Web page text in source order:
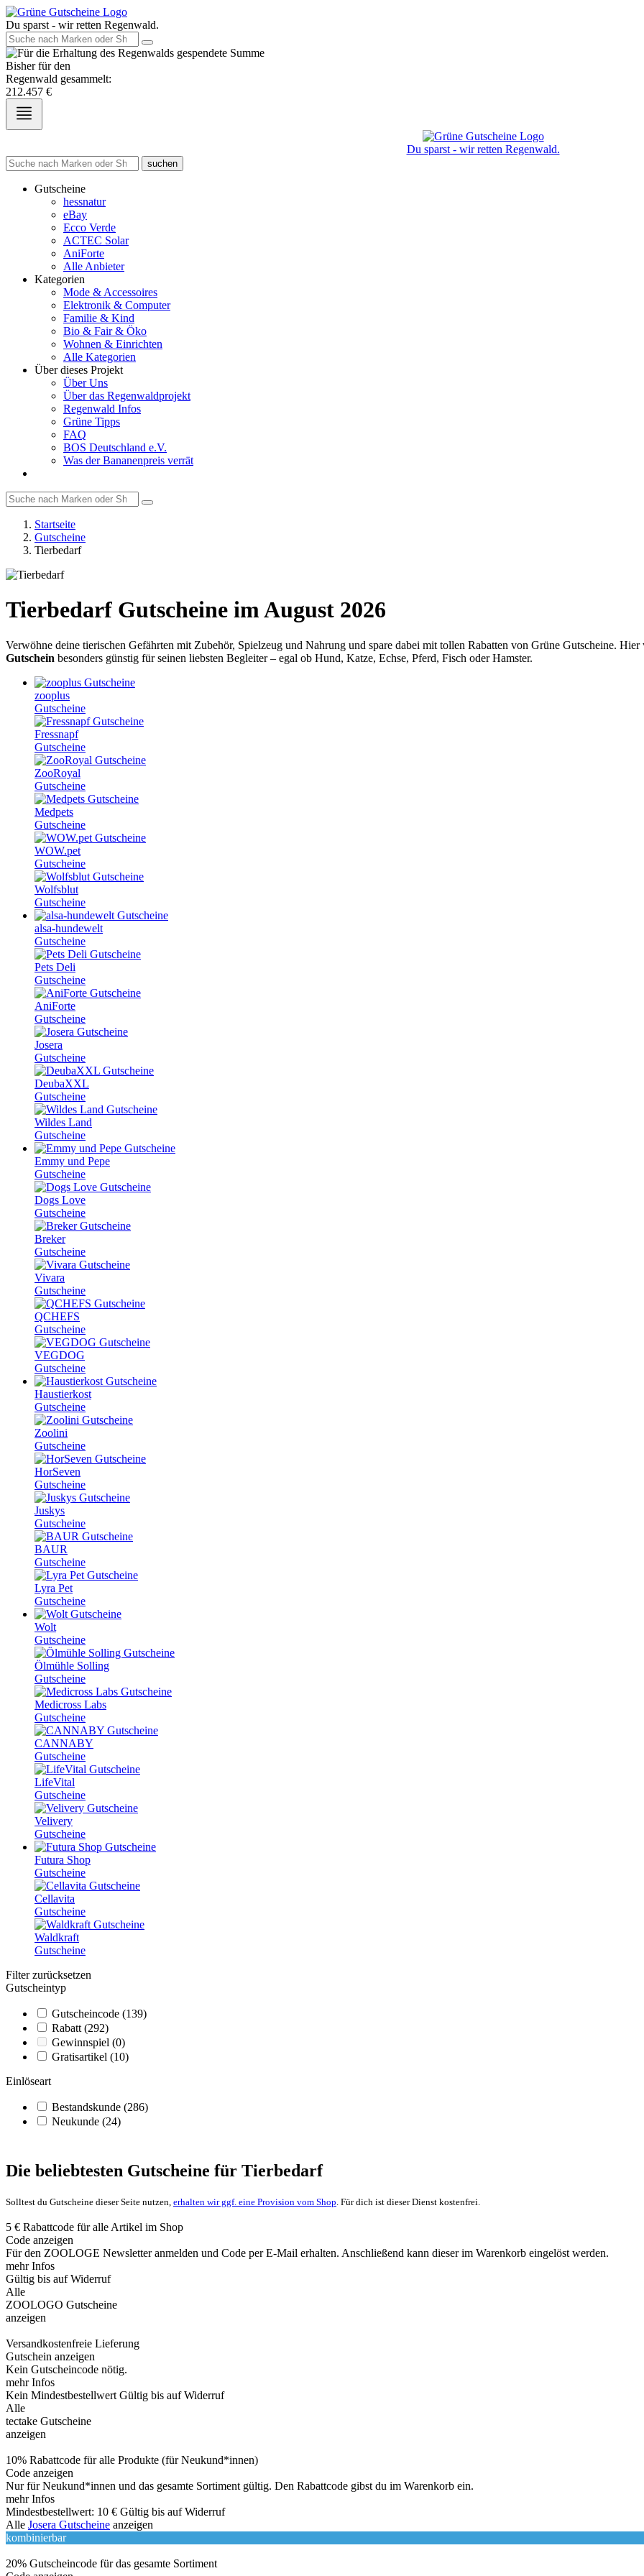
Du sparst - wir retten Regenwald.
Bisher für den
Regenwald gesammelt:
212.457 €
Du sparst - wir retten Regenwald.
suchen
Gutscheine
hessnatur
eBay
Ecco Verde
ACTEC Solar
AniForte
Alle Anbieter
Kategorien
Mode & Accessoires
Elektronik & Computer
Familie & Kind
Bio & Fair & Öko
Wohnen & Einrichten
Alle Kategorien
Über dieses Projekt
Über Uns
Über das Regenwaldprojekt
Regenwald Infos
Grüne Tipps
FAQ
BOS Deutschland e.V.
Was der Bananenpreis verrät
Startseite
Gutscheine
Tierbedarf
Tierbedarf Gutscheine im August 2026
Verwöhne deine tierischen Gefährten mit Zubehör, Spielzeug und Nahrung und spare dabei mit tollen Rabatten von Grüne Gutscheine. Hier
Gutschein besonders günstig für seinen liebsten Begleiter – egal ob Hund, Katze, Echse, Pferd, Fisch oder Hamster.
zooplus
Gutscheine
Fressnapf
Gutscheine
ZooRoyal
Gutscheine
Medpets
Gutscheine
WOW.pet
Gutscheine
Wolfsblut
Gutscheine
alsa-hundewelt
Gutscheine
Pets Deli
Gutscheine
AniForte
Gutscheine
Josera
Gutscheine
DeubaXXL
Gutscheine
Wildes Land
Gutscheine
Emmy und Pepe
Gutscheine
Dogs Love
Gutscheine
Breker
Gutscheine
Vivara
Gutscheine
QCHEFS
Gutscheine
VEGDOG
Gutscheine
Haustierkost
Gutscheine
Zoolini
Gutscheine
HorSeven
Gutscheine
Juskys
Gutscheine
BAUR
Gutscheine
Lyra Pet
Gutscheine
Wolt
Gutscheine
Ölmühle Solling
Gutscheine
Medicross Labs
Gutscheine
CANNABY
Gutscheine
LifeVital
Gutscheine
Velivery
Gutscheine
Futura Shop
Gutscheine
Cellavita
Gutscheine
Waldkraft
Gutscheine
Filter zurücksetzen
Gutscheintyp
Gutscheincode (139)
Rabatt (292)
Gewinnspiel (0)
Gratisartikel (10)
Einlöseart
Bestandskunde (286)
Neukunde (24)
Die beliebtesten Gutscheine für Tierbedarf
Solltest du Gutscheine dieser Seite nutzen, erhalten wir ggf. eine Provision vom Shop . Für dich ist dieser Dienst kostenfrei.
5 € Rabattcode für alle Artikel im Shop
Code anzeigen
Für den ZOOLOGE Newsletter anmelden und Code per E-Mail erhalten. Anschließend kann dieser im Warenkorb eingelöst werden.
mehr Infos
Gültig bis auf Widerruf
Alle
ZOOLOGO Gutscheine
anzeigen
Versandkostenfreie Lieferung
Gutschein anzeigen
Kein Gutscheincode nötig.
mehr Infos
Kein Mindestbestellwert Gültig bis auf Widerruf
Alle
tectake Gutscheine
anzeigen
10% Rabattcode für alle Produkte (für Neukund*innen)
Code anzeigen
Nur für Neukund*innen und das gesamte Sortiment gültig. Den Rabattcode gibst du im Warenkorb ein.
mehr Infos
Mindestbestellwert: 10 € Gültig bis auf Widerruf
Alle Josera Gutscheine anzeigen
kombinierbar
20% Gutscheincode für das gesamte Sortiment